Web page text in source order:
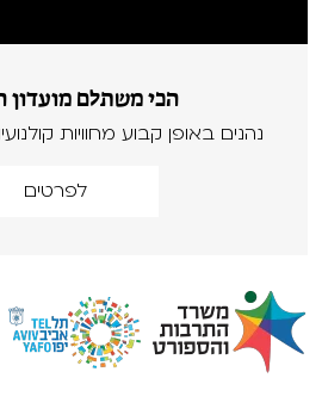
הכי משתלם מועדון
נהנים באופן קבוע מחוויות
לפרטים